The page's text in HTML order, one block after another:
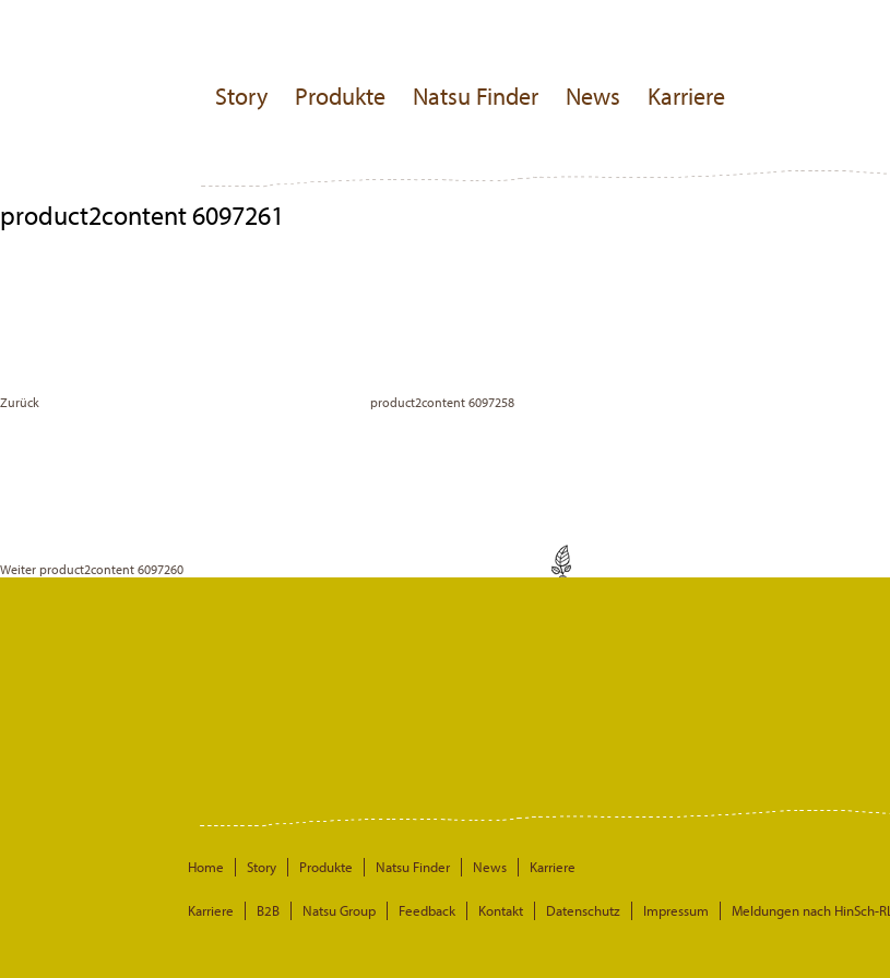
Story Produkte Natsu Finder News Karriere
product2content 6097261
Zurück
product2content 6097258
Weiter product2content 6097260
Home Story Produkte Natsu Finder News Karriere
Karriere B2B Natsu Group Feedback Kontakt Datenschutz Impressum Meldungen nach HinSch-RL